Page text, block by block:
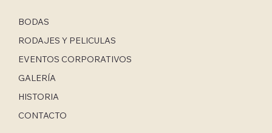
BODAS
RODAJES Y PELICULAS
EVENTOS CORPORATIVOS
GALERÍA
HISTORIA
CONTACTO